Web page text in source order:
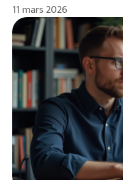
11 mars 2026